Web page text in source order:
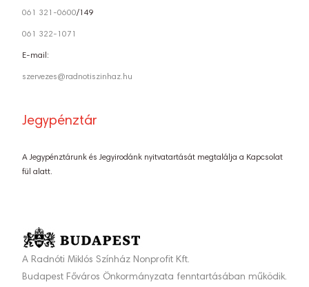
061 321-0600/149
061 322-1071
E-mail:
szervezes@radnotiszinhaz.hu
Jegypénztár
A Jegypénztárunk és Jegyirodánk nyitvatartását megtalálja a Kapcsolat
fül alatt.
A Radnóti Miklós Színház Nonprofit Kft.
Budapest Főváros Önkormányzata fenntartásában működik.